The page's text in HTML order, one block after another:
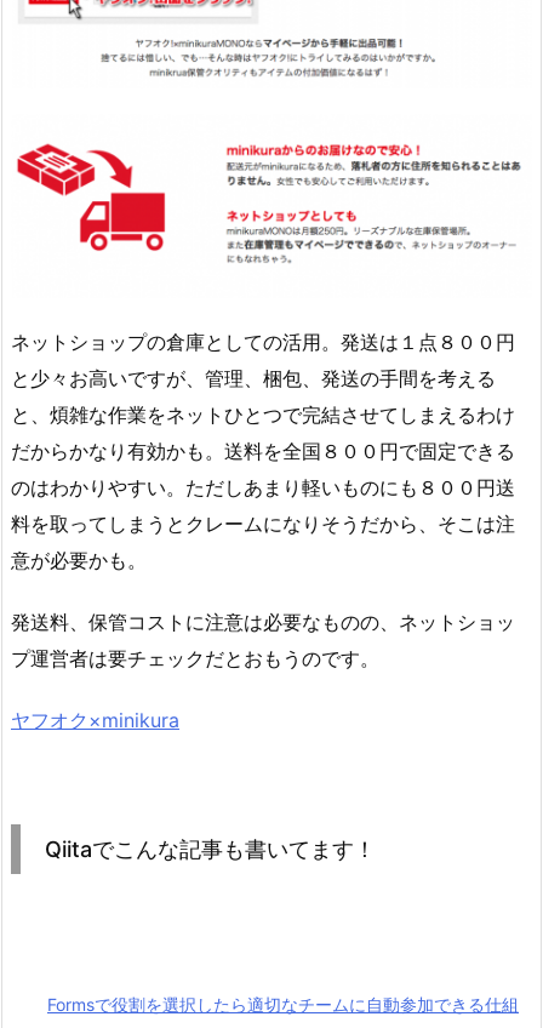
ネットショップの倉庫としての活用。発送は１点８００円
と少々お高いですが、管理、梱包、発送の手間を考える
と、煩雑な作業をネットひとつで完結させてしまえるわけ
だからかなり有効かも。送料を全国８００円で固定できる
のはわかりやすい。ただしあまり軽いものにも８００円送
料を取ってしまうとクレームになりそうだから、そこは注
意が必要かも。
発送料、保管コストに注意は必要なものの、ネットショッ
プ運営者は要チェックだとおもうのです。
ヤフオク×minikura
Qiitaでこんな記事も書いてます！
Formsで役割を選択したら適切なチームに自動参加できる仕組